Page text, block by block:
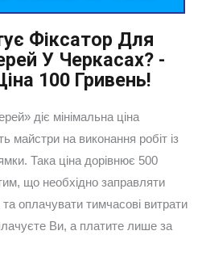
Фіксатор Для
У Черкасах? -
100 Гривень!
діє мінімальна ціна
майстри на виконання робіт із
Така ціна дорівнює 500
що необхідно заправляти
оплачувати тимчасові витрати
Ви, а платите лише за